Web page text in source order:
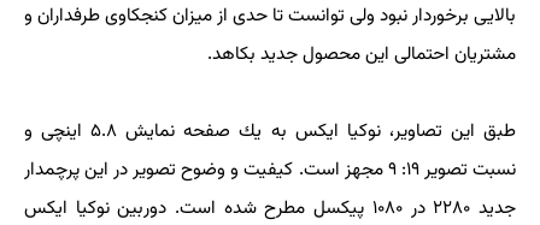
بالایی برخوردار نبود ولی توانست تا حدی از میزان كنجكاوی طرفداران و
مشتریان احتمالی این محصول جدید بكاهد.
طبق این تصاویر، نوكیا ایكس به یك صفحه نمایش ۵.۸ اینچی و
نسبت تصویر ۱۹: ۹ مجهز است. كیفیت و وضوح تصویر در این پرچمدار
جدید ۲۲۸۰ در ۱۰۸۰ پیكسل مطرح شده است. دوربین نوكیا ایكس